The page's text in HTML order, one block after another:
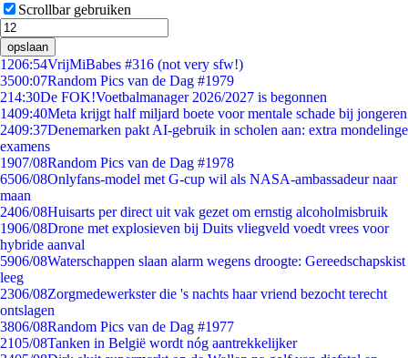
Scrollbar gebruiken
opslaan
1206:54VrijMiBabes #316 (not very sfw!)
3500:07Random Pics van de Dag #1979
214:30De FOK!Voetbalmanager 2026/2027 is begonnen
1409:40Meta krijgt half miljard boete voor mentale schade bij jongeren
2409:37Denemarken pakt AI-gebruik in scholen aan: extra mondelinge
examens
1907/08Random Pics van de Dag #1978
6506/08Onlyfans-model met G-cup wil als NASA-ambassadeur naar
maan
2406/08Huisarts per direct uit vak gezet om ernstig alcoholmisbruik
1906/08Drone met explosieven bij Duits vliegveld voedt vrees voor
hybride aanval
5906/08Waterschappen slaan alarm wegens droogte: Gereedschapskist
leeg
2306/08Zorgmedewerkster die 's nachts haar vriend bezocht terecht
ontslagen
3806/08Random Pics van de Dag #1977
2105/08Tanken in België wordt nóg aantrekkelijker